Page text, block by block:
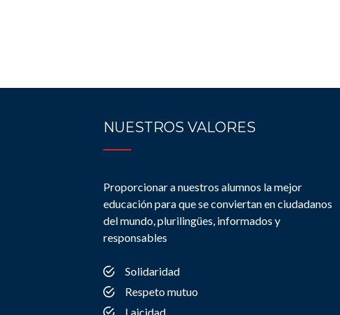
NUESTROS VALORES
Proporcionar a nuestros alumnos la mejor
educación para que se conviertan en ciudadanos
del mundo, plurilingües, informados y
responsables
Solidaridad
Respeto mutuo
Laicidad